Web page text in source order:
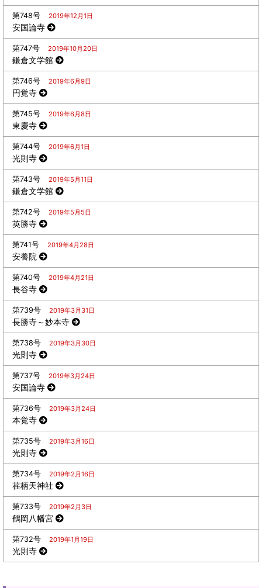
第748号 2019年12月1日
安国論寺
第747号 2019年10月20日
鎌倉文学館
第746号 2019年6月9日
円覚寺
第745号 2019年6月8日
東慶寺
第744号 2019年6月1日
光則寺
第743号 2019年5月11日
鎌倉文学館
第742号 2019年5月5日
英勝寺
第741号 2019年4月28日
安養院
第740号 2019年4月21日
長谷寺
第739号 2019年3月31日
長勝寺～妙本寺
第738号 2019年3月30日
光則寺
第737号 2019年3月24日
安国論寺
第736号 2019年3月24日
本覚寺
第735号 2019年3月16日
光則寺
第734号 2019年2月16日
荏柄天神社
第733号 2019年2月3日
鶴岡八幡宮
第732号 2019年1月19日
光則寺